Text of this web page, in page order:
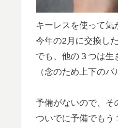
キーレスを使って気
今年の2月に交換し
でも、他の３つは生
（念のため上下の
予備がないので、そ
ついでに予備でもう